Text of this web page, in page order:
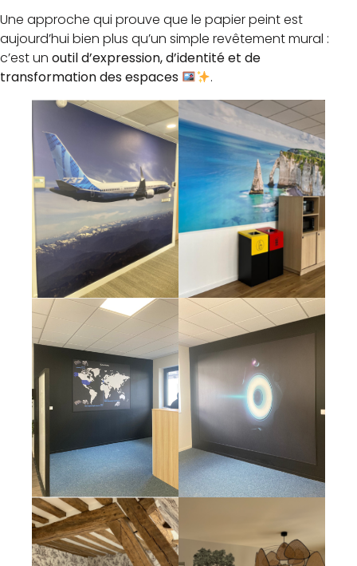
Une approche qui prouve que le papier peint est
aujourd’hui bien plus qu’un simple revêtement mural :
c’est un outil d’expression, d’identité et de
transformation des espaces
.